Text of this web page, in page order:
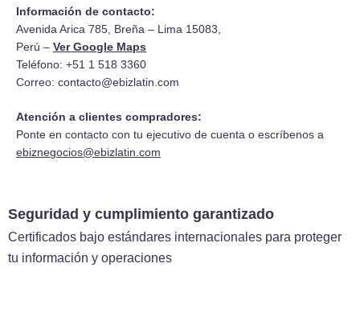
Información de contacto:
Avenida Arica 785, Breña – Lima 15083,
Perú – Ver Google Maps
Teléfono: +51 1 518 3360
Correo: contacto@ebizlatin.com
Atención a clientes compradores:
Ponte en contacto con tu ejecutivo de cuenta o escríbenos a
ebiznegocios@ebizlatin.com
Seguridad y cumplimiento garantizado
Certificados bajo estándares internacionales para proteger
tu información y operaciones